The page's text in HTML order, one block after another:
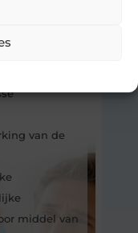
van de
middel van